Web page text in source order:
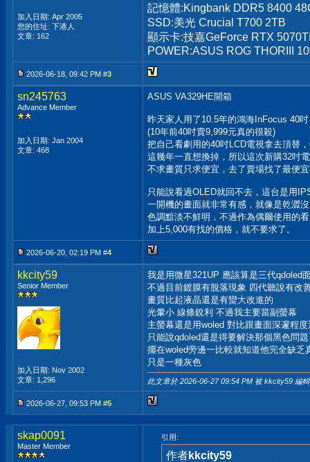
加入日期: Apr 2005
您的住址: 下港人
文章: 162
記憶體:Kingbank DDR5 8400
SSD:美光 Crucial T700 2TB
顯示卡:技嘉GeForce RTX
POWER:ASUS ROG THORIII
2026-06-18, 09:42 PM #3
sn245763
Advance Member
加入日期: Jan 2004
文章: 468
ASUS VA329HE開箱
昨天家人用了10.5年的鴻海InFocus 40
(10年前40吋賣9,999元真的很殺)
把自己看劇用的40吋LCD電視拿去頂替
這幾年一直想換掉，所以這次新購32吋
不求畫質只求便宜，去了賣場找了最便
只能說看過OLED就回不去，這台是用
一開機的畫面就非常有感，就像是乾澀
色調黯淡不鮮明，不過作為偶爾使用的
加上5,000有找的價格，就不要求了。
2026-06-20, 02:19 PM #4
kkcity59
Senior Member
加入日期: Nov 2002
文章: 1,296
我是用微星321UP 應該算是三代qdoled
不過目前鍍膜有脫落現象 四代聽說有改
畫質比起液晶還是有蠻大改進的
光暈小 線條銳利 不過我主要當副螢幕
主螢幕還是用woled 對比跟畫面深邃程
只能說qdoled還是得要解決那個黑色問題
擺在woled旁邊一比較就知道他完全缺乏
只是一種灰色
此文章於 2026-06-2709:54 PM 被 kkcity59 編
2026-06-27, 09:53 PM #5
skap0091
Master Member
引用:
作者kkcity59